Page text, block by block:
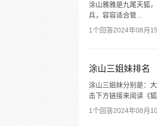
涂山雅雅是九尾天狐
兵，容容适合管...
1个回答2024年08月
涂山三姐妹排名
涂山三姐妹分别是：
击下方链接来阅读《
1个回答2024年08月